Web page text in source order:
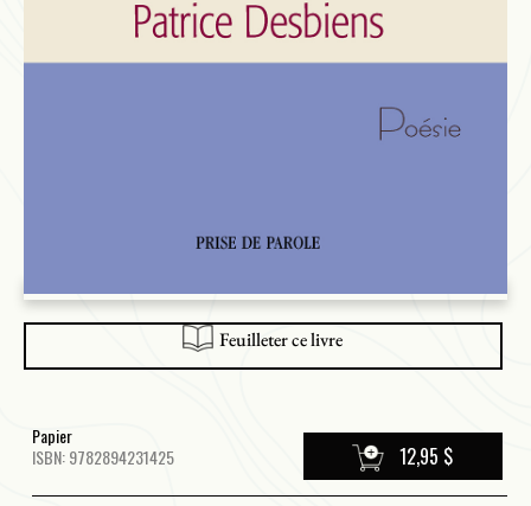
Feuilleter ce livre
Papier
ISBN: 9782894231425
12,95 $